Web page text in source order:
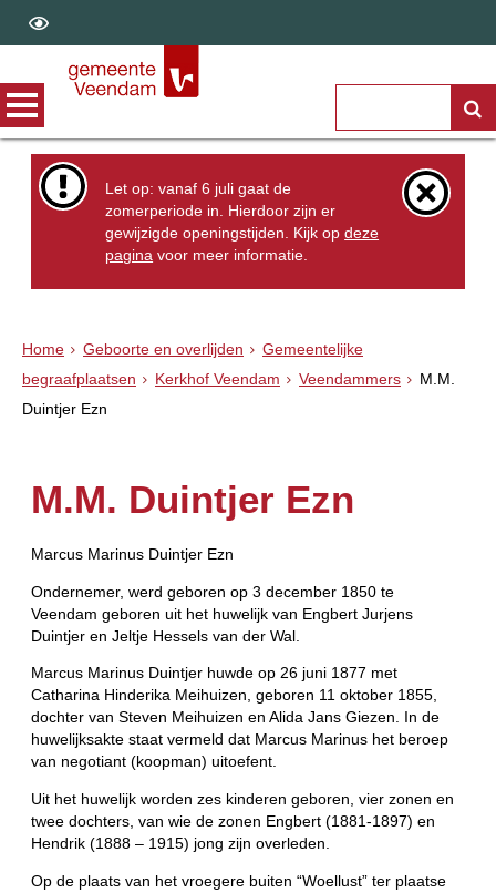
Let op: vanaf 6 juli gaat de
zomerperiode in. Hierdoor zijn er
gewijzigde openingstijden. Kijk opdeze
pagina voor meer informatie.
Home Geboorte en overlijden
Gemeentelijke
begraafplaatsen
Kerkhof Veendam Veendammers
M.M.
Duintjer Ezn
M.M. Duintjer Ezn
Marcus Marinus Duintjer Ezn
Ondernemer, werd geboren op 3 december 1850 te
Veendam geboren uit het huwelijk van Engbert Jurjens
Duintjer en Jeltje Hessels van der Wal.
Marcus Marinus Duintjer huwde op 26 juni 1877 met
Catharina Hinderika Meihuizen, geboren 11 oktober 1855,
dochter van Steven Meihuizen en Alida Jans Giezen. In de
huwelijksakte staat vermeld dat Marcus Marinus het beroep
van negotiant (koopman) uitoefent.
Uit het huwelijk worden zes kinderen geboren, vier zonen en
twee dochters, van wie de zonen Engbert (1881-1897) en
Hendrik (1888 – 1915) jong zijn overleden.
Op de plaats van het vroegere buiten “Woellust” ter plaatse